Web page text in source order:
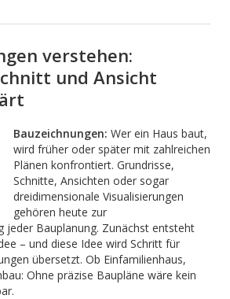
verstehen:
und Ansicht
Bauzeichnungen: Wer ein Haus baut,
wird früher oder später mit zahlreichen
Plänen konfrontiert. Grundrisse,
Schnitte, Ansichten oder sogar
dreidimensionale Visualisierungen
gehören heute zur
jeder Bauplanung. Zunächst entsteht
– und diese Idee wird Schritt für
übersetzt. Ob Einfamilienhaus,
Ohne präzise Baupläne wäre kein